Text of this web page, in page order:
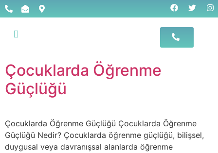
Çocuklarda Öğrenme
Güçlüğü
Çocuklarda Öğrenme Güçlüğü Çocuklarda Öğrenme
Güçlüğü Nedir? Çocuklarda öğrenme güçlüğü, bilişsel,
duygusal veya davranışsal alanlarda öğrenme